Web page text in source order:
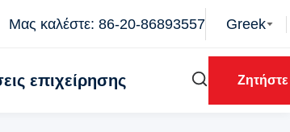
Μας καλέστε: 86-20-86893557 Greek
επιχείρησης